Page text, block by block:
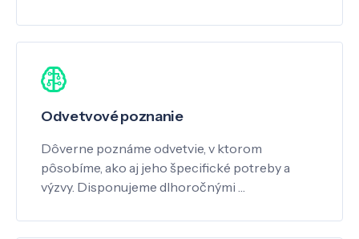
Odvetvové poznanie
Dôverne poznáme odvetvie, v ktorom
pôsobíme, ako aj jeho špecifické potreby a
výzvy. Disponujeme dlhoročnými …